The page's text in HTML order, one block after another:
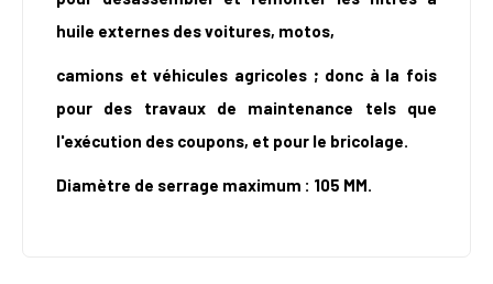
huile externes des voitures, motos,
camions et véhicules agricoles ; donc à la fois
pour des travaux de maintenance tels que
l'exécution des coupons, et pour le bricolage.
Diamètre de serrage maximum : 105 MM.